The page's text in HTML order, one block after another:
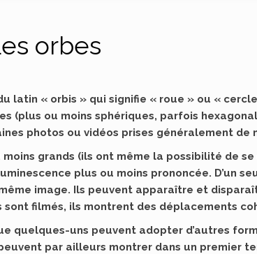
orbes
latin « orbis » qui signifie « roue » ou «
(plus ou moins sphériques, parfois
photos ou vidéos prises généralement de
moins grands (ils ont même la possibilité de
plus ou moins prononcée. D’un
image. Ils peuvent apparaître et
sont filmés, ils montrent des déplacements
quelques-uns peuvent adopter d’autres
par ailleurs montrer dans un premier